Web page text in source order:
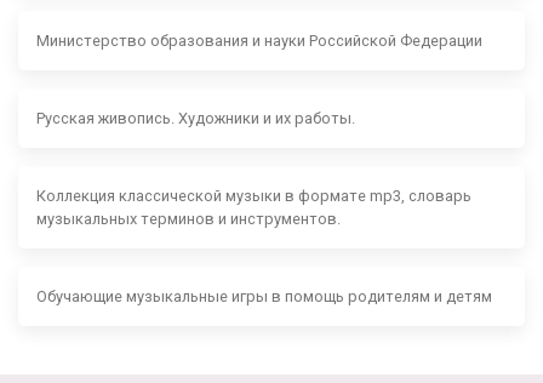
Министерство образования и науки Российской Федерации
Русская живопись. Художники и их работы.
Коллекция классической музыки в формате mp3, словарь
музыкальных терминов и инструментов.
Обучающие музыкальные игры в помощь родителям и детям